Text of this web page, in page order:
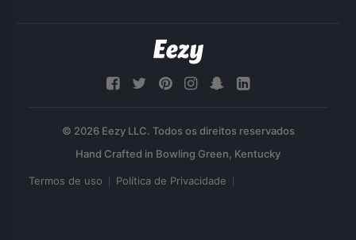
© 2026 Eezy LLC. Todos os direitos reservados
Termos de uso Política de Privacidade